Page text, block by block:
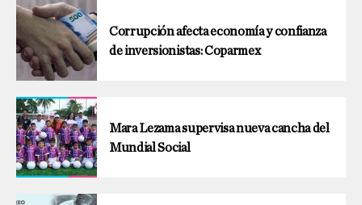
Corrupción afecta economía y confianza
de inversionistas: Coparmex
Mara Lezama supervisa nueva cancha del
Mundial Social